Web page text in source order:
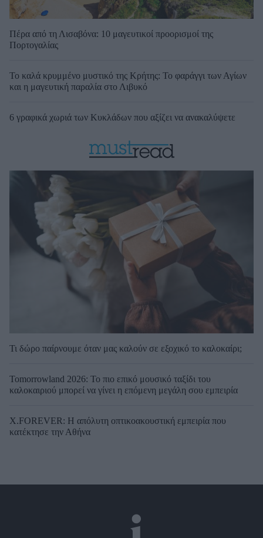
Πέρα από τη Λισαβόνα: 10 μαγευτικοί προορισμοί της
Πορτογαλίας
Το καλά κρυμμένο μυστικό της Κρήτης: Το φαράγγι των Αγίων
και η μαγευτική παραλία στο Λιβυκό
6 γραφικά χωριά των Κυκλάδων που αξίζει να ανακαλύψετε
Τι δώρο παίρνουμε όταν μας καλούν σε εξοχικό το καλοκαίρι;
Tomorrowland 2026: Το πιο επικό μουσικό ταξίδι του
καλοκαιριού μπορεί να γίνει η επόμενη μεγάλη σου εμπειρία
X.FOREVER: Η απόλυτη οπτικοακουστική εμπειρία που
κατέκτησε την Αθήνα